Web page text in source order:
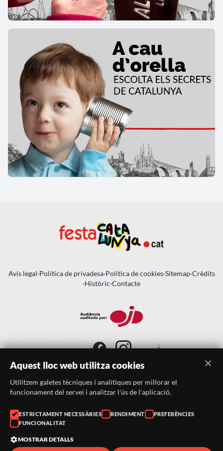
Avís legal·Política de privadesa·Política de cookies·Sitemap·Crèdits
·Històric·Contacte
SUBSCRIU-TE AL BUTLLETÍ
Telèfon:
938046359
Correu:
Aquest lloc web utilitza cookies
Utilitzem galetes tècniques i analítiques per millorar el
funcionament del servei i analitzar l'ús de l'aplicació.
ESTRICTAMENT NECESSÀRIES RENDIMENT
PREFERÈNCIES
FUNCIONALITAT
MOSTRAR DETALLS